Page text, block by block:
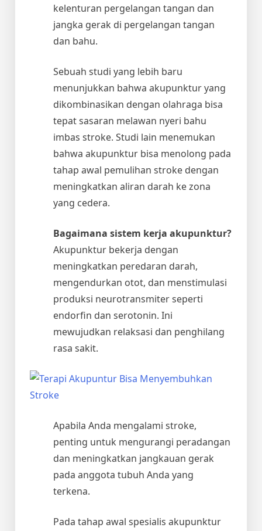
kelenturan pergelangan tangan dan
jangka gerak di pergelangan tangan
dan bahu.
Sebuah studi yang lebih baru
menunjukkan bahwa akupunktur yang
dikombinasikan dengan olahraga bisa
tepat sasaran melawan nyeri bahu
imbas stroke. Studi lain menemukan
bahwa akupunktur bisa menolong pada
tahap awal pemulihan stroke dengan
meningkatkan aliran darah ke zona
yang cedera.
Bagaimana sistem kerja akupunktur?
Akupunktur bekerja dengan
meningkatkan peredaran darah,
mengendurkan otot, dan menstimulasi
produksi neurotransmiter seperti
endorfin dan serotonin. Ini
mewujudkan relaksasi dan penghilang
rasa sakit.
Apabila Anda mengalami stroke,
penting untuk mengurangi peradangan
dan meningkatkan jangkauan gerak
pada anggota tubuh Anda yang
terkena.
Pada tahap awal spesialis akupunktur